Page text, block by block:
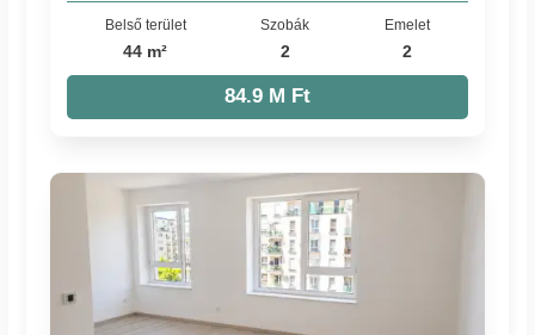
Belső terület
44 m²
Szobák
2
Emelet
2
84.9 M Ft